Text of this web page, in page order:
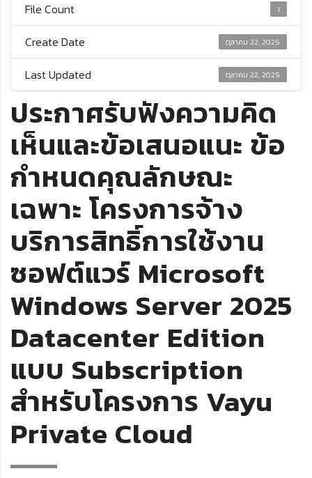
File Count 1
Create Date ตุลาคม 22, 2025
Last Updated ตุลาคม 22, 2025
ประกาศรับฟังความคิด
เห็นและข้อเสนอแนะ ข้อ
กำหนดคุณลักษณะ
เฉพาะ โครงการจ้าง
บริการสิทธิ์การใช้งาน
ซอฟต์แวร์ Microsoft
Windows Server 2025
Datacenter Edition
แบบ Subscription
สำหรับโครงการ Vayu
Private Cloud